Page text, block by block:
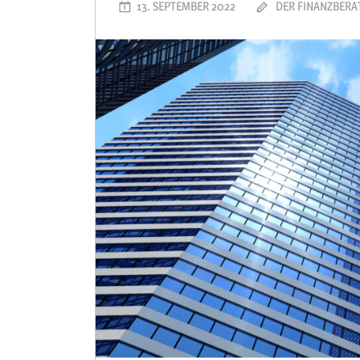
13. SEPTEMBER 2022 DER